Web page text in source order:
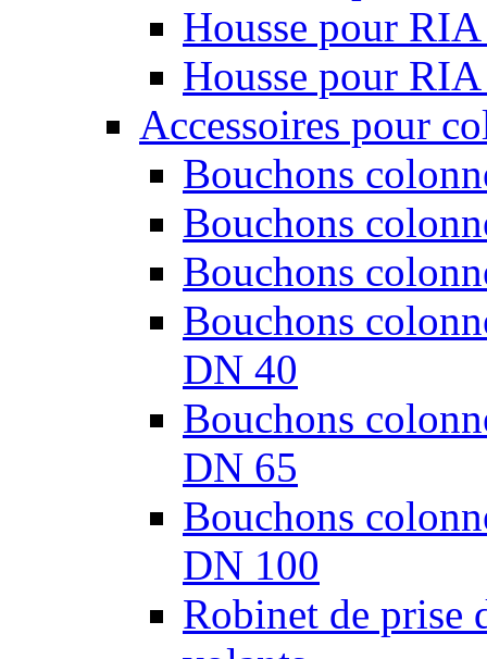
Housse pour
Housse pour
Accessoires pour
Bouchons
Bouchons
Bouchons
Bouchons
DN 40
Bouchons
DN 65
Bouchons
DN 100
Robinet de prise